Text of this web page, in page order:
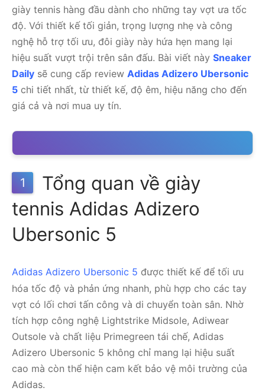
giày tennis hàng đầu dành cho những tay vợt ưa tốc
độ. Với thiết kế tối giản, trọng lượng nhẹ và công
nghệ hỗ trợ tối ưu, đôi giày này hứa hẹn mang lại
hiệu suất vượt trội trên sân đấu. Bài viết này Sneaker
Daily sẽ cung cấp review Adidas Adizero Ubersonic
5 chi tiết nhất, từ thiết kế, độ êm, hiệu năng cho đến
giá cả và nơi mua uy tín.
1
Tổng quan về giày
tennis Adidas Adizero
Ubersonic 5
Adidas Adizero Ubersonic 5 được thiết kế để tối ưu
hóa tốc độ và phản ứng nhanh, phù hợp cho các tay
vợt có lối chơi tấn công và di chuyển toàn sân. Nhờ
tích hợp công nghệ Lightstrike Midsole, Adiwear
Outsole và chất liệu Primegreen tái chế, Adidas
Adizero Ubersonic 5 không chỉ mang lại hiệu suất
cao mà còn thể hiện cam kết bảo vệ môi trường của
Adidas.